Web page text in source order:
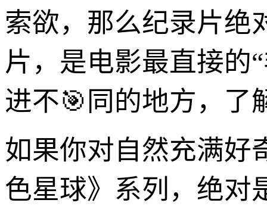
索欲，那么纪录片绝
片，是电影最直接的
进不🎯同的地方，了
如果你对自然充满好
色星球》系列，绝对